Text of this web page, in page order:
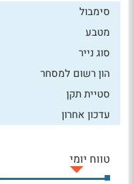
סימבול
מטבע
סוג נייר
הון רשום למסחר
סטיית תקן
עדכון אחרון
טווח יומי